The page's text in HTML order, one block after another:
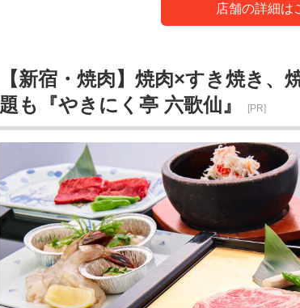
店舗の詳細は
【新宿・焼肉】焼肉×すき焼き
題も『やきにく亭 六歌仙』
[PR]